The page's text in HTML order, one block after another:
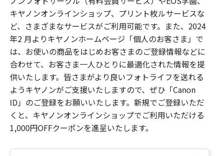
キヤノンオンラインショップ、プリント枚ルサービスな
ど、さまざまなサービスがご利用可能です。また、2024
年2 月よりキヤノンホームページ「個人のお客さま」で
は、お使いの商品をはじめお客さまのご登録情報などに
合わせて、お客さま一人ひとりに最適化された情報を提
供いたします。皆さまがより良いフォトライフを送れる
ようキヤノンがご支援いたしますので、ぜひ「Canon
ID」のご登録をお願いいたします。新規でご登録いただ
くと、キヤノンオンラインショップでご利用いただける
1,000円OFFクーポンを進呈いたします。